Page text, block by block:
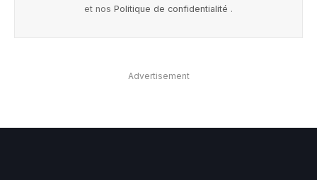
et nos Politique de confidentialité .
Advertisement